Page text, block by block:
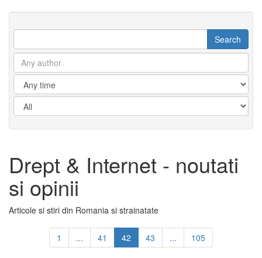
Drept & Internet - noutati
si opinii
Articole si stiri din Romania si strainatate
1 ... 41 42 43 ... 105